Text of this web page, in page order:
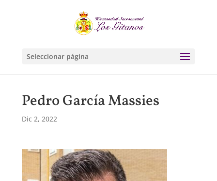
Seleccionar página
Pedro García Massies
Dic 2, 2022